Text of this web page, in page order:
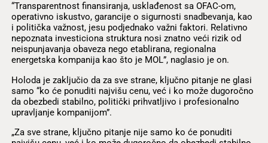
“Transparentnost finansiranja, usklađenost sa OFAC-om,
operativno iskustvo, garancije o sigurnosti snadbevanja, kao
i politička važnost, jesu podjednako važni faktori. Relativno
nepoznata investiciona struktura nosi znatno veći rizik od
neispunjavanja obaveza nego etablirana, regionalna
energetska kompanija kao što je MOL”, naglasio je on.
Holoda je zaključio da za sve strane, ključno pitanje ne glasi
samo “ko će ponuditi najvišu cenu, već i ko može dugoročno
da obezbedi stabilno, politički prihvatljivo i profesionalno
upravljanje kompanijom”.
„Za sve strane, ključno pitanje nije samo ko će ponuditi